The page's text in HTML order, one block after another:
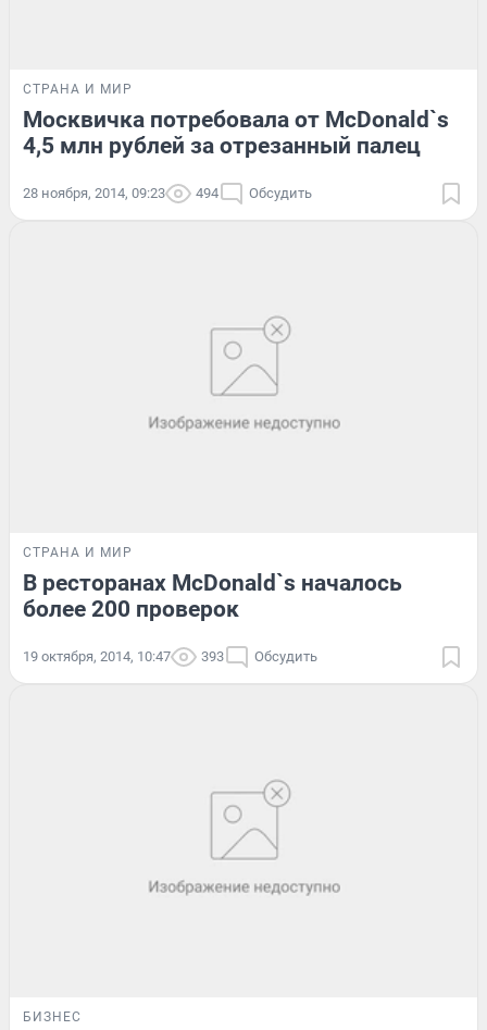
СТРАНА И МИР
Москвичка потребовала от McDonald`s
4,5 млн рублей за отрезанный палец
28 ноября, 2014, 09:23 494 Обсудить
СТРАНА И МИР
В ресторанах McDonald`s началось
более 200 проверок
19 октября, 2014, 10:47 393 Обсудить
БИЗНЕС